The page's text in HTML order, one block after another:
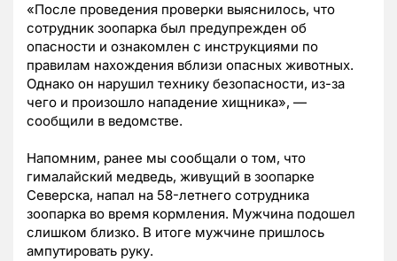
«После проведения проверки выяснилось, что
сотрудник зоопарка был предупрежден об
опасности и ознакомлен с инструкциями по
правилам нахождения вблизи опасных животных.
Однако он нарушил технику безопасности, из-за
чего и произошло нападение хищника», —
сообщили в ведомстве.
Напомним, ранее мы сообщали о том, что
гималайский медведь, живущий в зоопарке
Северска, напал на 58-летнего сотрудника
зоопарка во время кормления. Мужчина подошел
слишком близко. В итоге мужчине пришлось
ампутировать руку.